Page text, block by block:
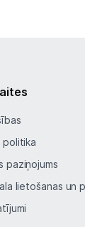
paziņojums
lietošanas un